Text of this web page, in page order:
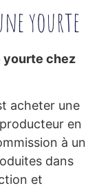
yourte
yourte chez
acheter une
en
à un
dans
et